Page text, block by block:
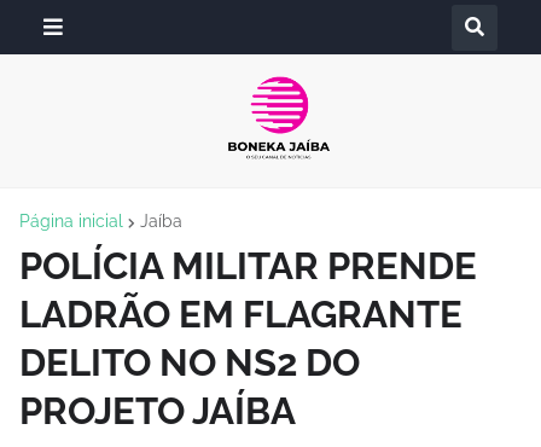
Página inicial Jaíba
POLÍCIA MILITAR PRENDE
LADRÃO EM FLAGRANTE
DELITO NO NS2 DO
PROJETO JAÍBA